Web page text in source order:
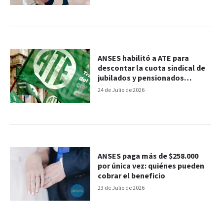
24 de Julio de 2026
ANSES habilitó a ATE para
descontar la cuota sindical de
jubilados y pensionados
afiliados
23 de Julio de 2026
ANSES paga más de $258.000
por única vez: quiénes pueden
cobrar el beneficio